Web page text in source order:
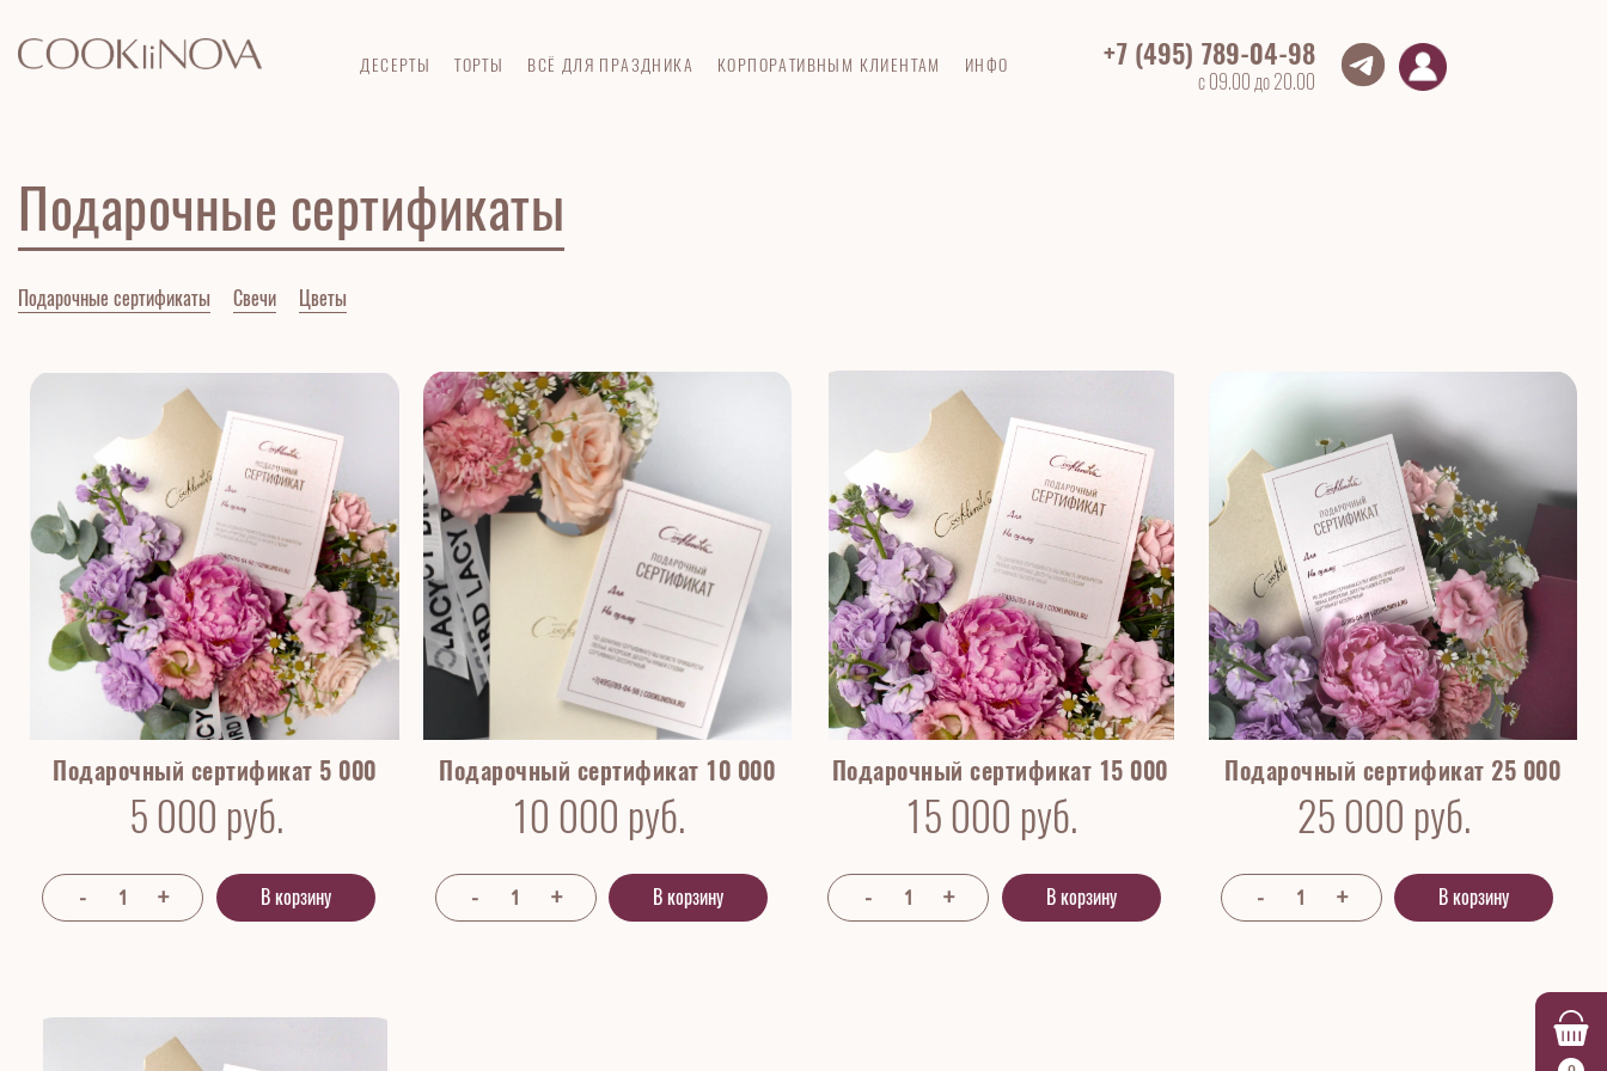
ДЕСЕРТЫ ТОРТЫ ВСЁ ДЛЯ ПРАЗДНИКА КОРПОРАТИВНЫМ КЛИЕНТАМ ИНФО +7 (495) 789-04-98
с 09.00 до 20.00
Подарочные сертификаты
Подарочные сертификаты Свечи Цветы
В НАЛИЧИИ
Подарочный сертификат 5 000
5 000 руб.
В корзину
НОВИНКА В НАЛИЧИИ
Подарочный сертификат 10 000
10 000 руб.
В корзину
В НАЛИЧИИ
Подарочный сертификат 15 000
15 000 руб.
В корзину
В НАЛИЧИИ
Подарочный сертификат 25 000
25 000 руб.
В корзину